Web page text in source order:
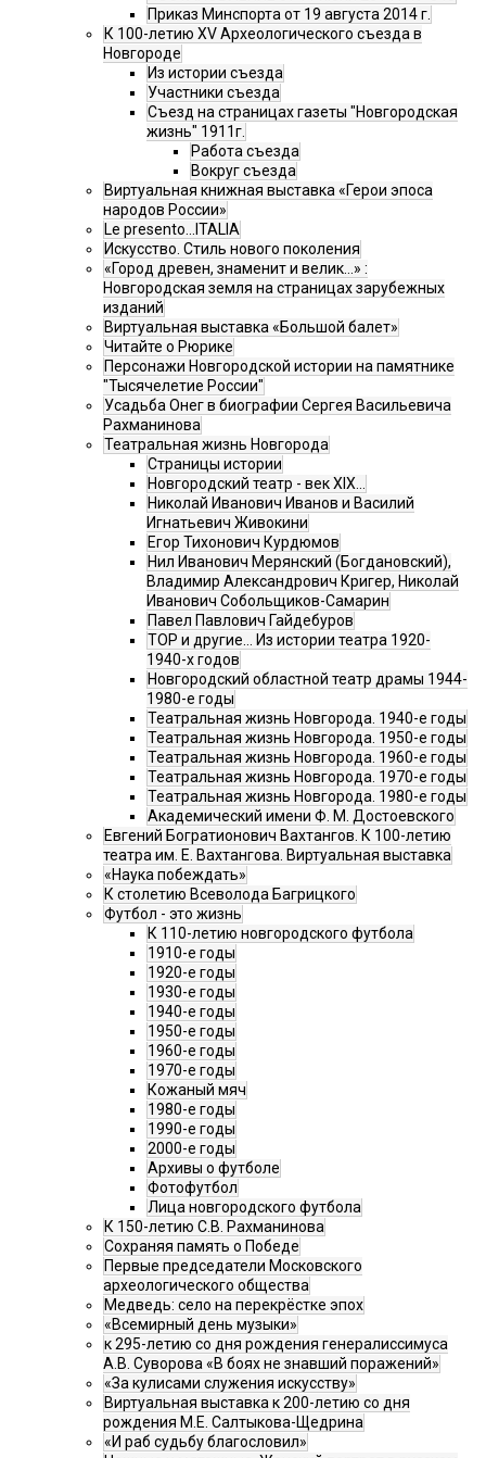
Приказ Минспорта от 19 августа 2014 г.
К 100-летию XV Археологического съезда в
Новгороде
Из истории съезда
Участники съезда
Cъезд на страницах газеты "Новгородская
жизнь" 1911г.
Работа съезда
Вокруг съезда
Виртуальная книжная выставка «Герои эпоса
народов России»
Le presento...ITALIA
Искусство. Стиль нового поколения
«Город древен, знаменит и велик…» :
Новгородская земля на страницах зарубежных
изданий
Виртуальная выставка «Большой балет»
Читайте о Рюрике
Персонажи Новгородской истории на памятнике
"Тысячелетие России"
Усадьба Онег в биографии Сергея Васильевича
Рахманинова
Театральная жизнь Новгорода
Страницы истории
Новгородский театр - век XIX…
Николай Иванович Иванов и Василий
Игнатьевич Живокини
Егор Тихонович Курдюмов
Нил Иванович Мерянский (Богдановский),
Владимир Александрович Кригер, Николай
Иванович Собольщиков-Самарин
Павел Павлович Гайдебуров
ТОР и другие… Из истории театра 1920-
1940-х годов
Новгородский областной театр драмы 1944-
1980-е годы
Театральная жизнь Новгорода. 1940-е годы
Театральная жизнь Новгорода. 1950-е годы
Театральная жизнь Новгорода. 1960-е годы
Театральная жизнь Новгорода. 1970-е годы
Театральная жизнь Новгорода. 1980-е годы
Академический имени Ф. М. Достоевского
Евгений Богратионович Вахтангов. К 100-летию
театра им. Е. Вахтангова. Виртуальная выставка
«Наука побеждать»
К столетию Всеволода Багрицкого
Футбол - это жизнь
К 110-летию новгородского футбола
1910-е годы
1920-е годы
1930-е годы
1940-е годы
1950-е годы
1960-е годы
1970-е годы
Кожаный мяч
1980-е годы
1990-е годы
2000-е годы
Архивы о футболе
Фотофутбол
Лица новгородского футбола
К 150-летию С.В. Рахманинова
Сохраняя память о Победе
Первые председатели Московского
археологического общества
Медведь: село на перекрёстке эпох
«Всемирный день музыки»
к 295-летию со дня рождения генералиссимуса
А.В. Суворова «В боях не знавший поражений»
«За кулисами служения искусству»
Виртуальная выставка к 200-летию со дня
рождения М.Е. Салтыкова-Щедрина
«И раб судьбу благословил»